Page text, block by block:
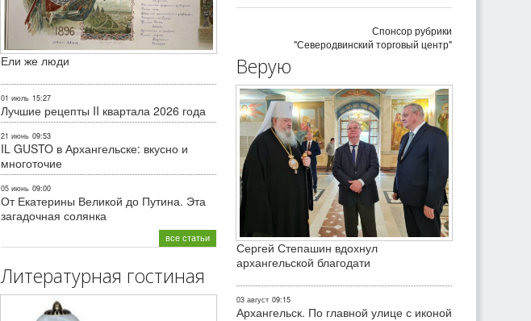
Ели же люди
01 июль 15:27
Лучшие рецепты II квартала 2026 года
21 июнь 09:53
IL GUSTO в Архангельске: вкусно и
многоточие
05 июнь 09:00
От Екатерины Великой до Путина. Эта
загадочная солянка
все статьи
Литературная гостиная
Спонсор рубрики
"Северодвинский торговый центр"
Верую
Сергей Степашин вдохнул
архангельской благодати
03 август 09:15
Архангельск. По главной улице с иконой